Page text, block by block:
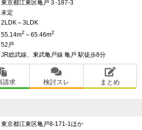
点、残念な点
らく徒歩5分もかからないはず。
遠出する必要もなさそう。
停まらない。
東京都江東区亀戸３-187-3
未定
2LDK～3LDK
55.14m2 ～65.46m2
52戸
JR総武線、東武亀戸線 亀戸 駅徒歩8分
請求 検討スレ まとめ
東京都江東区亀戸8-171-1ほか